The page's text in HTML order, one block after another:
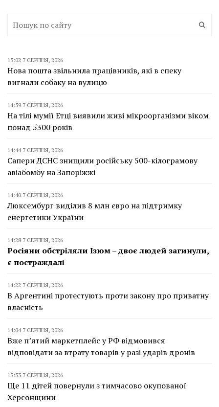
15:02 7 СЕРПНЯ, 2026
Нова пошта звільнила працівників, які в спеку
вигнали собаку на вулицю
14:59 7 СЕРПНЯ, 2026
На тілі мумії Етці виявили живі мікроорганізми віком
понад 5300 років
14:44 7 СЕРПНЯ, 2026
Сапери ДСНС знищили російську 500-кілограмову
авіабомбу на Запоріжжі
14:40 7 СЕРПНЯ, 2026
Люксембург виділив 8 млн євро на підтримку
енергетики України
14:28 7 СЕРПНЯ, 2026
Росіяни обстріляли Ізюм – двоє людей загинули,
є постраждалі
14:22 7 СЕРПНЯ, 2026
В Аргентині протестують проти закону про приватну
власність
14:04 7 СЕРПНЯ, 2026
Вже п’ятий маркетплейс у РФ відмовився
відповідати за втрату товарів у разі ударів дронів
13:53 7 СЕРПНЯ, 2026
Ще 11 дітей повернули з тимчасово окупованої
Херсонщини